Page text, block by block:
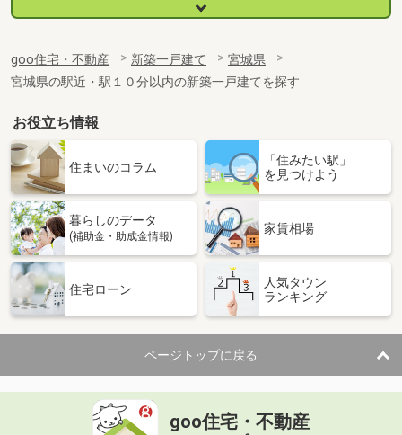
goo住宅・不動産 新築一戸建て
宮城県
宮城県の駅近・駅１０分以内の新築一戸建てを探す
お役立ち情報
住まいのコラム
「住みたい駅」
を見つけよう
暮らしのデータ
(補助金・助成金情報)
家賃相場
住宅ローン
人気タウン
ランキング
ページトップに戻る
goo住宅・不動産